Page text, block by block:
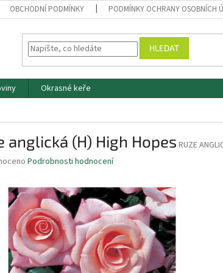
OBCHODNÍ PODMÍNKY PODMÍNKY OCHRANY OSOBNÍCH
HLEDAT
Okrasné keře
anglická (H) High Hopes RUZE
Podrobnosti hodnocení